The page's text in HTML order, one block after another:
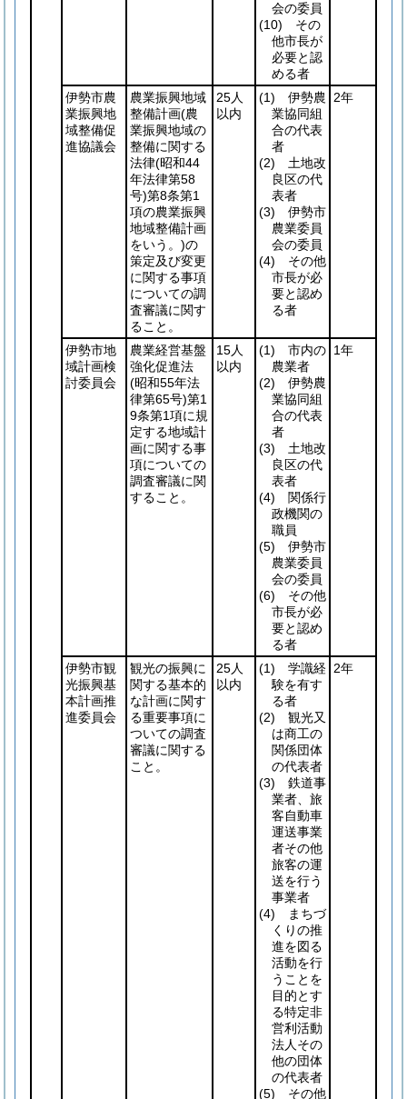
会の委員
(10) その
他市長が
必要と認
める者
伊勢市農
業振興地
域整備促
進協議会
農業振興地域
整備計画(農
業振興地域の
整備に関する
法律(昭和44
年法律第58
号)第8条第1
項の農業振興
地域整備計画
をいう。)の
策定及び変更
に関する事項
についての調
査審議に関す
ること。
25人
以内
(1) 伊勢農
業協同組
合の代表
者
(2) 土地改
良区の代
表者
(3) 伊勢市
農業委員
会の委員
(4) その他
市長が必
要と認め
る者
2年
伊勢市地
域計画検
討委員会
農業経営基盤
強化促進法
(昭和55年法
律第65号)第1
9条第1項に規
定する地域計
画に関する事
項についての
調査審議に関
すること。
15人
以内
(1) 市内の
農業者
(2) 伊勢農
業協同組
合の代表
者
(3) 土地改
良区の代
表者
(4) 関係行
政機関の
職員
(5) 伊勢市
農業委員
会の委員
(6) その他
市長が必
要と認め
る者
1年
伊勢市観
光振興基
本計画推
進委員会
観光の振興に
関する基本的
な計画に関す
る重要事項に
ついての調査
審議に関する
こと。
25人
以内
(1) 学識経
験を有す
る者
(2) 観光又
は商工の
関係団体
の代表者
(3) 鉄道事
業者、旅
客自動車
運送事業
者その他
旅客の運
送を行う
事業者
(4) まちづ
くりの推
進を図る
活動を行
うことを
目的とす
る特定非
営利活動
法人その
他の団体
の代表者
(5) その他
2年